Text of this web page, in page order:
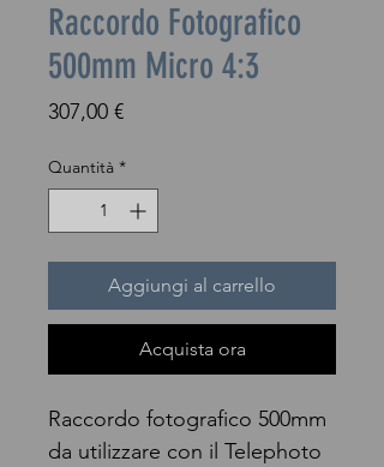
Raccordo Fotografico
500mm Micro 4:3
307,00 €Prezzo
Quantità *
Aggiungi al carrello
Acquista ora
Raccordo fotografico 500mm
da utilizzare con il Telephoto